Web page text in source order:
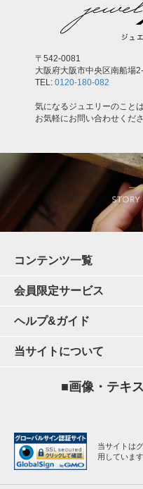
〒542-0081
大阪府大阪市中央区南船場
TEL: 0120-180-082
気になるジュエリーのことは
お気軽にお問い合わせくださ
コンテンツ一覧
会員限定サービス
ヘルプ&ガイド
当サイトについて
■画像・テキ
当サイトは
用しています